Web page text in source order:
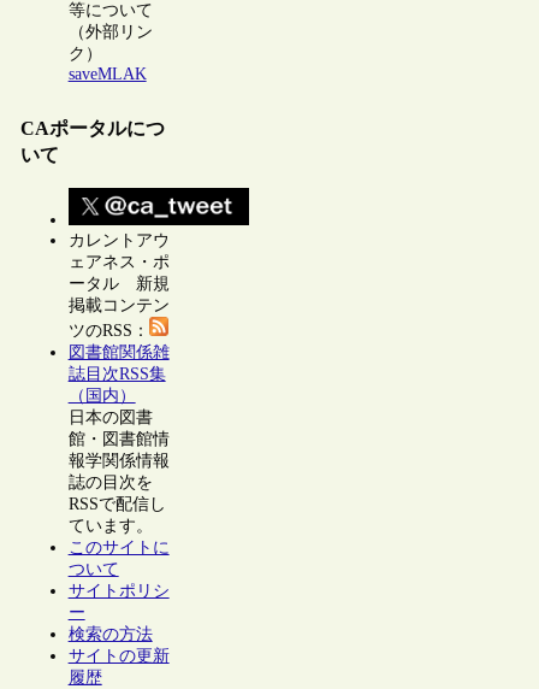
等について
（外部リン
ク）
saveMLAK
CAポータルにつ
いて
カレントアウ
ェアネス・ポ
ータル 新規
掲載コンテン
ツのRSS：
図書館関係雑
誌目次RSS集
（国内）
日本の図書
館・図書館情
報学関係情報
誌の目次を
RSSで配信し
ています。
このサイトに
ついて
サイトポリシ
ー
検索の方法
サイトの更新
履歴